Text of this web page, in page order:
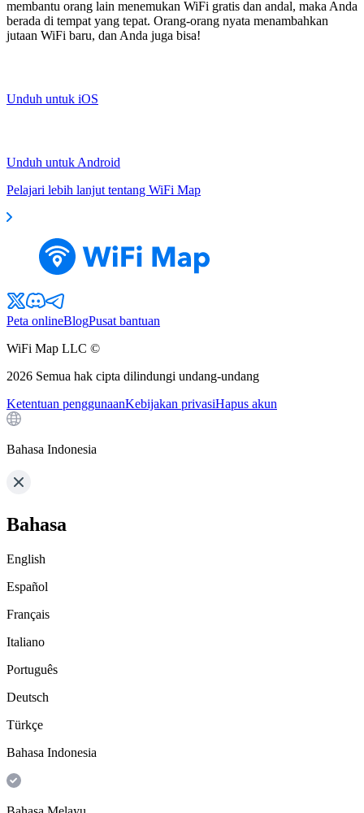
membantu orang lain menemukan WiFi gratis dan andal, maka Anda
berada di tempat yang tepat. Orang-orang nyata menambahkan
jutaan WiFi baru, dan Anda juga bisa!
Unduh untuk iOS
Unduh untuk Android
Pelajari lebih lanjut tentang WiFi Map
Peta onlineBlogPusat bantuan
WiFi Map LLC ©
2026 Semua hak cipta dilindungi undang-undang
Ketentuan penggunaanKebijakan privasiHapus akun
Bahasa Indonesia
Bahasa
English
Español
Français
Italiano
Português
Deutsch
Türkçe
Bahasa Indonesia